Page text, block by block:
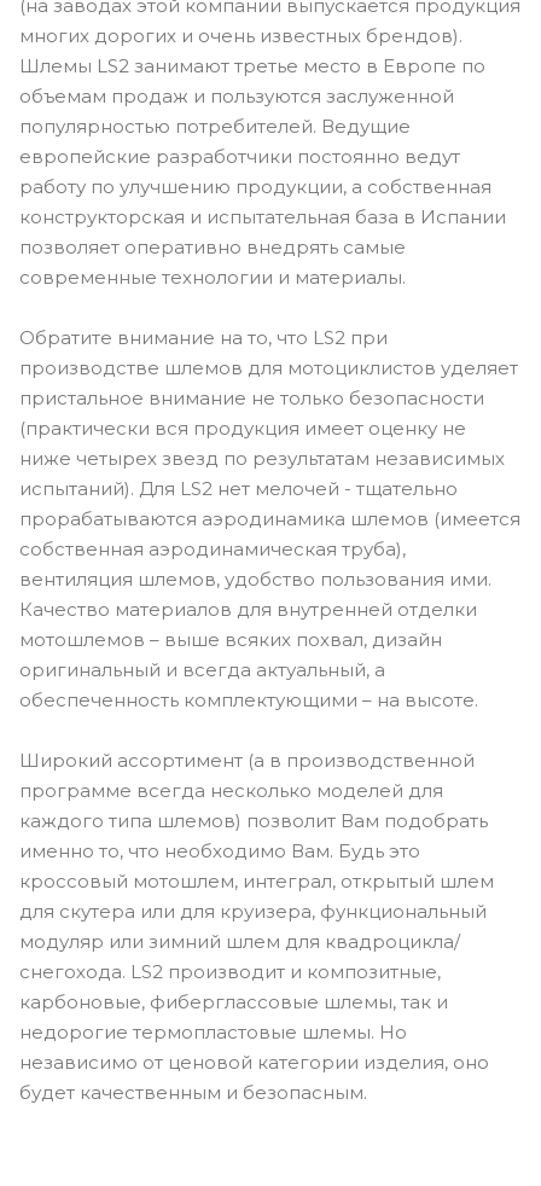
(на заводах этой компании выпускается продукция
многих дорогих и очень известных брендов).
Шлемы LS2 занимают третье место в Европе по
объемам продаж и пользуются заслуженной
популярностью потребителей. Ведущие
европейские разработчики постоянно ведут
работу по улучшению продукции, а собственная
конструкторская и испытательная база в Испании
позволяет оперативно внедрять самые
современные технологии и материалы.
Обратите внимание на то, что LS2 при
производстве шлемов для мотоциклистов уделяет
пристальное внимание не только безопасности
(практически вся продукция имеет оценку не
ниже четырех звезд по результатам независимых
испытаний). Для LS2 нет мелочей - тщательно
прорабатываются аэродинамика шлемов (имеется
собственная аэродинамическая труба),
вентиляция шлемов, удобство пользования ими.
Качество материалов для внутренней отделки
мотошлемов – выше всяких похвал, дизайн
оригинальный и всегда актуальный, а
обеспеченность комплектующими – на высоте.
Широкий ассортимент (а в производственной
программе всегда несколько моделей для
каждого типа шлемов) позволит Вам подобрать
именно то, что необходимо Вам. Будь это
кроссовый мотошлем, интеграл, открытый шлем
для скутера или для круизера, функциональный
модуляр или зимний шлем для квадроцикла/
снегохода. LS2 производит и композитные,
карбоновые, фиберглассовые шлемы, так и
недорогие термопластовые шлемы. Но
независимо от ценовой категории изделия, оно
будет качественным и безопасным.